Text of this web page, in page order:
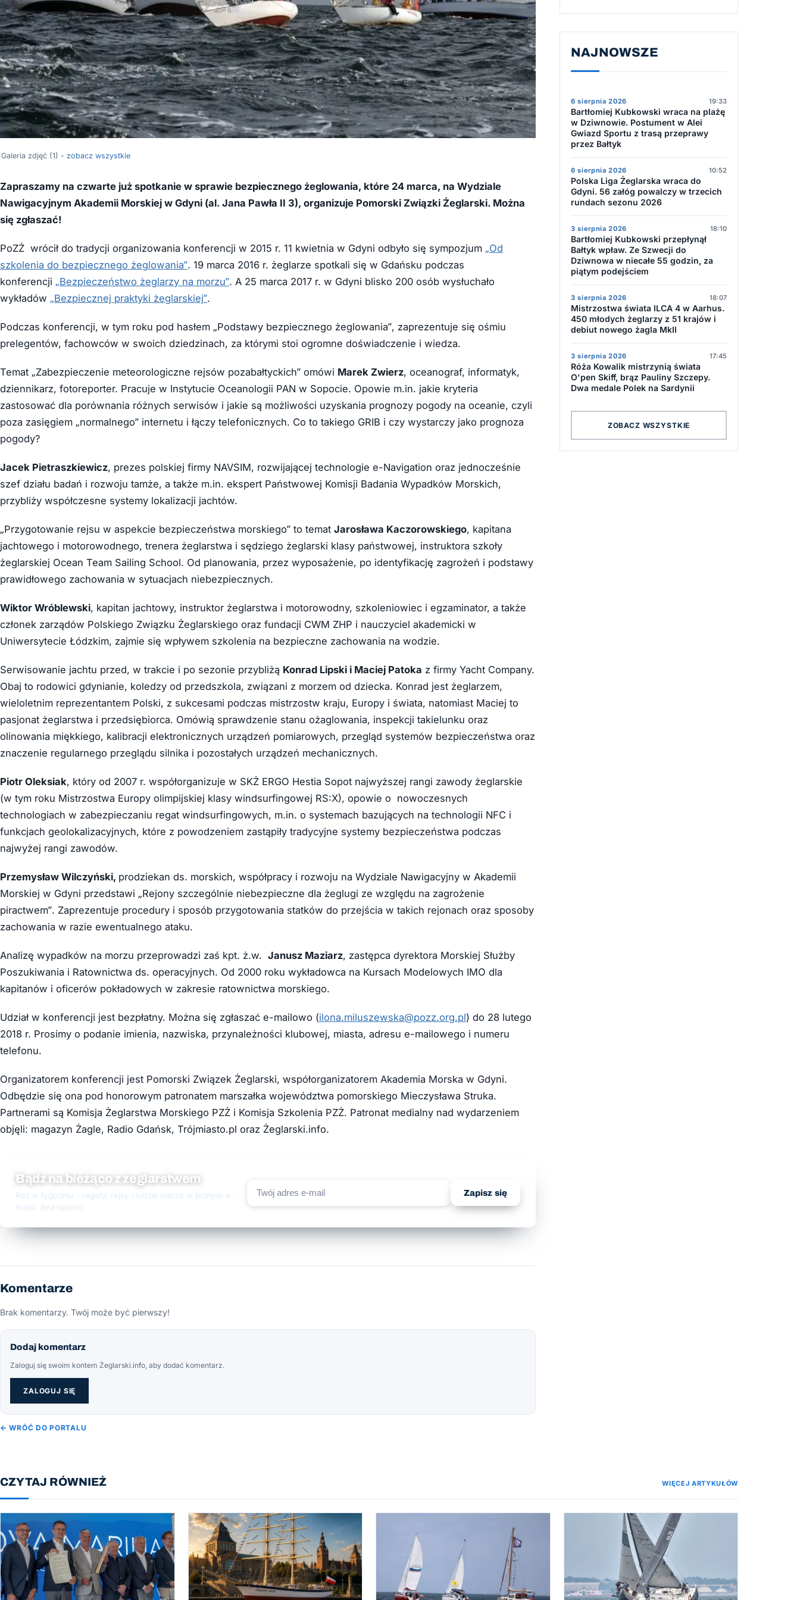
Galeria zdjęć (1) - zobacz wszystkie
Zapraszamy na czwarte już spotkanie w sprawie bezpiecznego żeglowania, które 24 marca, na Wydziale
Nawigacyjnym Akademii Morskiej w Gdyni (al. Jana Pawła II 3), organizuje Pomorski Związki Żeglarski. Można
się zgłaszać!
PoZŻ wrócił do tradycji organizowania konferencji w 2015 r. 11 kwietnia w Gdyni odbyło się sympozjum „Od
szkolenia do bezpiecznego żeglowania”. 19 marca 2016 r. żeglarze spotkali się w Gdańsku podczas
konferencji „Bezpieczeństwo żeglarzy na morzu”. A 25 marca 2017 r. w Gdyni blisko 200 osób wysłuchało
wykładów „Bezpiecznej praktyki żeglarskiej”.
Podczas konferencji, w tym roku pod hasłem „Podstawy bezpiecznego żeglowania”, zaprezentuje się ośmiu
prelegentów, fachowców w swoich dziedzinach, za którymi stoi ogromne doświadczenie i wiedza.
Temat „Zabezpieczenie meteorologiczne rejsów pozabałtyckich” omówi Marek Zwierz, oceanograf, informatyk,
dziennikarz, fotoreporter. Pracuje w Instytucie Oceanologii PAN w Sopocie. Opowie m.in. jakie kryteria
zastosować dla porównania różnych serwisów i jakie są możliwości uzyskania prognozy pogody na oceanie, czyli
poza zasięgiem „normalnego” internetu i łączy telefonicznych. Co to takiego GRIB i czy wystarczy jako prognoza
pogody?
Jacek Pietraszkiewicz, prezes polskiej firmy NAVSIM, rozwijającej technologie e-Navigation oraz jednocześnie
szef działu badań i rozwoju tamże, a także m.in. ekspert Państwowej Komisji Badania Wypadków Morskich,
przybliży współczesne systemy lokalizacji jachtów.
„Przygotowanie rejsu w aspekcie bezpieczeństwa morskiego” to temat Jarosława Kaczorowskiego, kapitana
jachtowego i motorowodnego, trenera żeglarstwa i sędziego żeglarski klasy państwowej, instruktora szkoły
żeglarskiej Ocean Team Sailing School. Od planowania, przez wyposażenie, po identyfikację zagrożeń i podstawy
prawidłowego zachowania w sytuacjach niebezpiecznych.
Wiktor Wróblewski, kapitan jachtowy, instruktor żeglarstwa i motorowodny, szkoleniowiec i egzaminator, a także
członek zarządów Polskiego Związku Żeglarskiego oraz fundacji CWM ZHP i nauczyciel akademicki w
Uniwersytecie Łódzkim, zajmie się wpływem szkolenia na bezpieczne zachowania na wodzie.
Serwisowanie jachtu przed, w trakcie i po sezonie przybliżą Konrad Lipski i Maciej Patoka z firmy Yacht Company.
Obaj to rodowici gdynianie, koledzy od przedszkola, związani z morzem od dziecka. Konrad jest żeglarzem,
wieloletnim reprezentantem Polski, z sukcesami podczas mistrzostw kraju, Europy i świata, natomiast Maciej to
pasjonat żeglarstwa i przedsiębiorca. Omówią sprawdzenie stanu ożaglowania, inspekcji takielunku oraz
olinowania miękkiego, kalibracji elektronicznych urządzeń pomiarowych, przegląd systemów bezpieczeństwa oraz
znaczenie regularnego przeglądu silnika i pozostałych urządzeń mechanicznych.
Piotr Oleksiak, który od 2007 r. współorganizuje w SKŻ ERGO Hestia Sopot najwyższej rangi zawody żeglarskie
(w tym roku Mistrzostwa Europy olimpijskiej klasy windsurfingowej RS:X), opowie o nowoczesnych
technologiach w zabezpieczaniu regat windsurfingowych, m.in. o systemach bazujących na technologii NFC i
funkcjach geolokalizacyjnych, które z powodzeniem zastąpiły tradycyjne systemy bezpieczeństwa podczas
najwyżej rangi zawodów.
Przemysław Wilczyński, prodziekan ds. morskich, współpracy i rozwoju na Wydziale Nawigacyjny w Akademii
Morskiej w Gdyni przedstawi „Rejony szczególnie niebezpieczne dla żeglugi ze względu na zagrożenie
piractwem”. Zaprezentuje procedury i sposób przygotowania statków do przejścia w takich rejonach oraz sposoby
zachowania w razie ewentualnego ataku.
Analizę wypadków na morzu przeprowadzi zaś kpt. ż.w. Janusz Maziarz, zastępca dyrektora Morskiej Służby
Poszukiwania i Ratownictwa ds. operacyjnych. Od 2000 roku wykładowca na Kursach Modelowych IMO dla
kapitanów i oficerów pokładowych w zakresie ratownictwa morskiego.
Udział w konferencji jest bezpłatny. Można się zgłaszać e-mailowo (ilona.miluszewska@pozz.org.pl) do 28 lutego
2018 r. Prosimy o podanie imienia, nazwiska, przynależności klubowej, miasta, adresu e-mailowego i numeru
telefonu.
Organizatorem konferencji jest Pomorski Związek Żeglarski, współorganizatorem Akademia Morska w Gdyni.
Odbędzie się ona pod honorowym patronatem marszałka województwa pomorskiego Mieczysława Struka.
Partnerami są Komisja Żeglarstwa Morskiego PZŻ i Komisja Szkolenia PZŻ. Patronat medialny nad wydarzeniem
objęli: magazyn Żagle, Radio Gdańsk, Trójmiasto.pl oraz Żeglarski.info.
Bądź na bieżąco z żeglarstwem
Raz w tygodniu - regaty, rejsy i ludzie morza w jednym e-
mailu. Bez spamu.
Zapisz się
Komentarze
Brak komentarzy. Twój może być pierwszy!
Dodaj komentarz
Zaloguj się swoim kontem Żeglarski.info, aby dodać komentarz.
ZALOGUJ SIĘ
← WRÓĆ DO PORTALU
NAJNOWSZE
6 sierpnia 2026 19:33
Bartłomiej Kubkowski wraca na plażę
w Dziwnowie. Postument w Alei
Gwiazd Sportu z trasą przeprawy
przez Bałtyk
6 sierpnia 2026 10:52
Polska Liga Żeglarska wraca do
Gdyni. 56 załóg powalczy w trzecich
rundach sezonu 2026
3 sierpnia 2026 18:10
Bartłomiej Kubkowski przepłynął
Bałtyk wpław. Ze Szwecji do
Dziwnowa w niecałe 55 godzin, za
piątym podejściem
3 sierpnia 2026 18:07
Mistrzostwa świata ILCA 4 w Aarhus.
450 młodych żeglarzy z 51 krajów i
debiut nowego żagla MkII
3 sierpnia 2026 17:45
Róża Kowalik mistrzynią świata
O'pen Skiff, brąz Pauliny Szczepy.
Dwa medale Polek na Sardynii
ZOBACZ WSZYSTKIE
CZYTAJ RÓWNIEŻ WIĘCEJ ARTYKUŁÓW